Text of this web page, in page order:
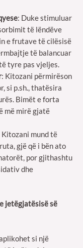
: Duke stimuluar
të lëndëve
e frutave të cilësisë
të balancuar
tyre pas vjeljes.
: Kitozani përmirëson
si p.sh., thatësira
Bimët e forta
më mirë gjatë
Kitozani mund të
gjë që i bën ato
por gjithashtu
dhe
jetëgjatësisë së
si një